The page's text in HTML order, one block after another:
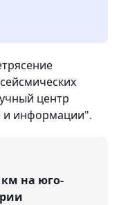
центр
и информации".
на юго-